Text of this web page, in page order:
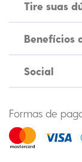
Tire suas
Benefícios
Social
Formas de